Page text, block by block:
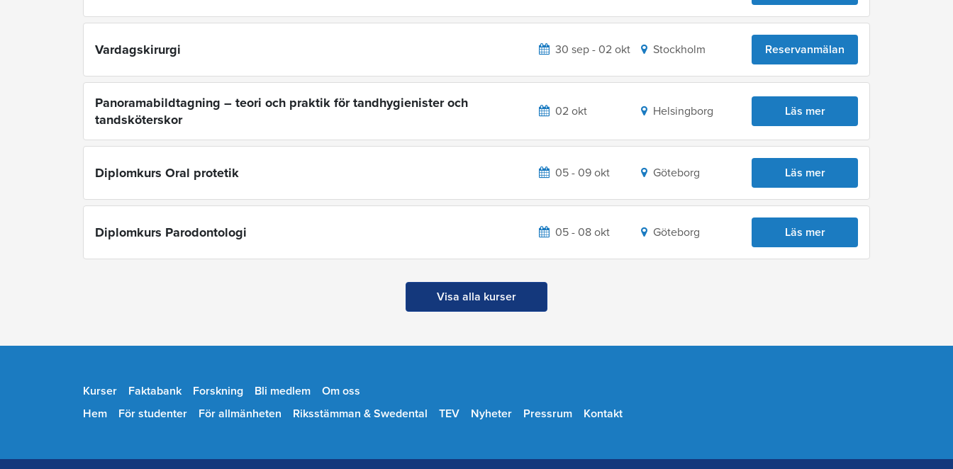
Vardagskirurgi 30 sep - 02 okt Stockholm Reservanmälan
Panoramabildtagning – teori och praktik för tandhygienister och
tandsköterskor
02 okt Helsingborg Läs mer
Diplomkurs Oral protetik 05 - 09 okt Göteborg Läs mer
Diplomkurs Parodontologi 05 - 08 okt Göteborg Läs mer
Visa alla kurser
Kurser Faktabank Forskning Bli medlem
Om oss
Hem
För studenter För allmänheten Riksstämman & Swedental TEV Nyheter Pressrum Kontakt